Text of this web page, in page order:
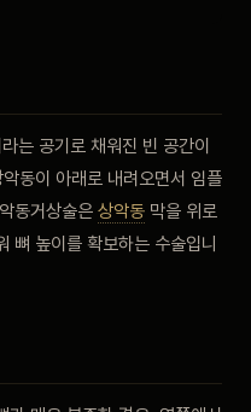
는 공기로 채워진 빈 공간이
동이 아래로 내려오면서 임플
동거상술은 상악동 막을 위로
뼈 높이를 확보하는 수술입니